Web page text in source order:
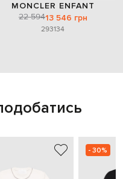
MONCLER ENFANT
22 59413 546 грн
293134
- 30%